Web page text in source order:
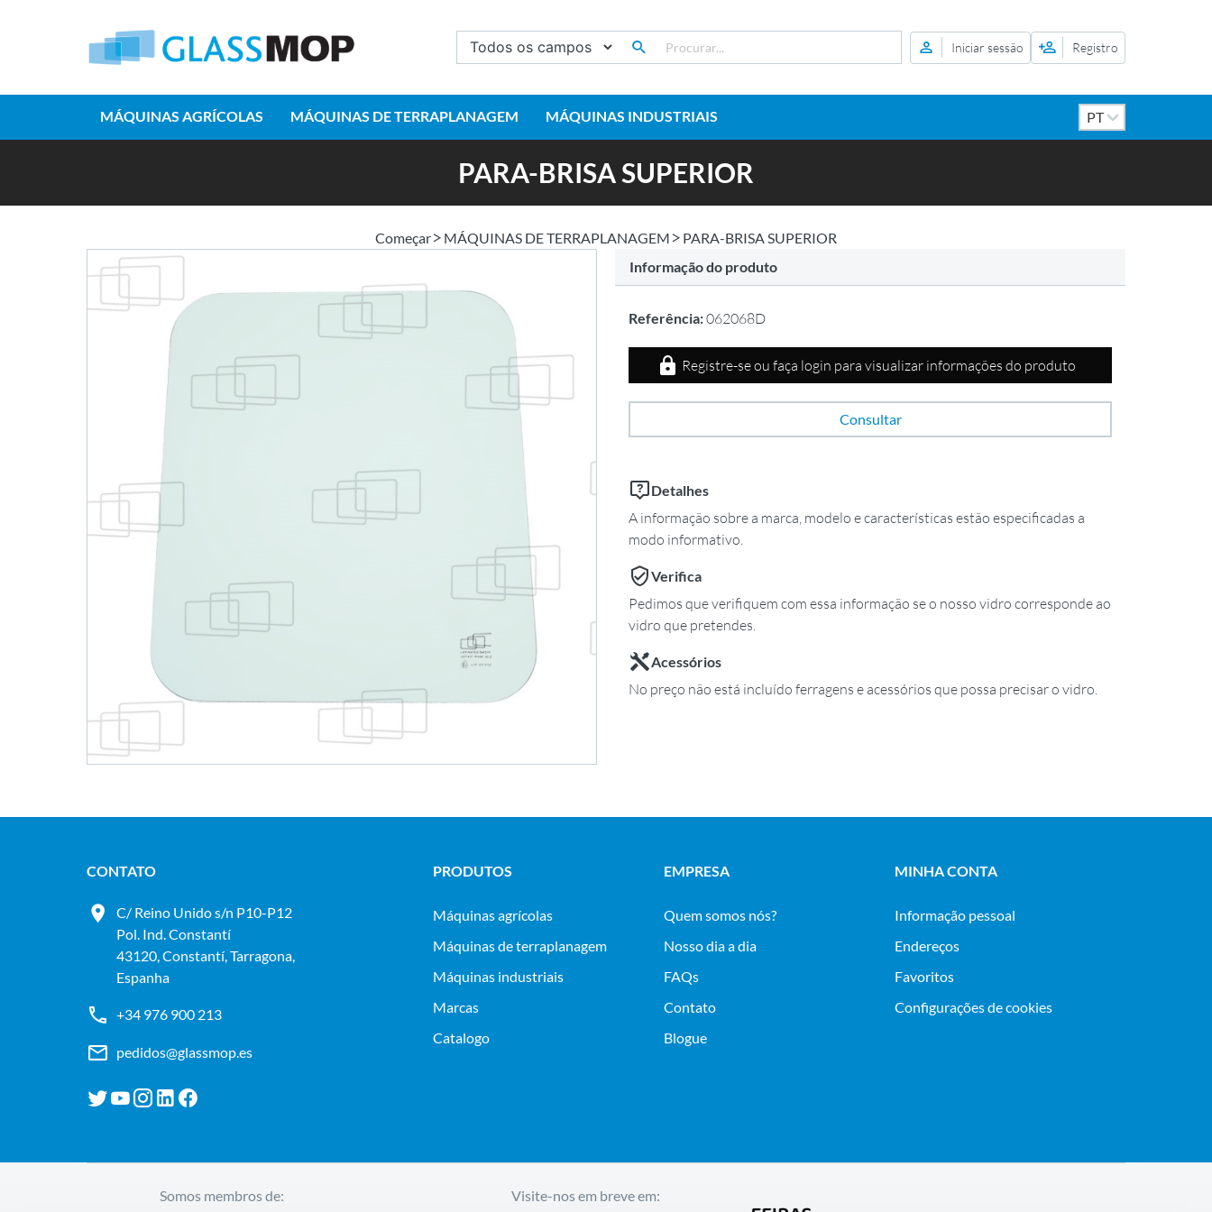
Iniciar sessão Registro
MÁQUINAS AGRÍCOLAS MÁQUINAS DE TERRAPLANAGEM MÁQUINAS INDUSTRIAIS
PARA-BRISA SUPERIOR
Começar MÁQUINAS DE TERRAPLANAGEM
PARA-BRISA SUPERIOR
Informação do produto
Referência:062068D
Registre-se ou faça login para visualizar informações do produto
Consultar
Detalhes
A informação sobre a marca, modelo e características estão especificadas a
modo informativo.
Verifica
Pedimos que verifiquem com essa informação se o nosso vidro corresponde ao
vidro que pretendes.
Acessórios
No preço não está incluído ferragens e acessórios que possa precisar o vidro.
CONTATO
C/ Reino Unido s/n P10-P12
Pol. Ind. Constantí
43120, Constantí, Tarragona,
Espanha
+34 976 900 213
pedidos@glassmop.es
PRODUTOS
máquinas agrícolas
máquinas de terraplanagem
máquinas industriais
Marcas
Catalogo
EMPRESA
Quem somos nós?
Nosso dia a dia
FAQs
Contato
Blogue
MINHA CONTA
Informação pessoal
Endereços
Favoritos
Configurações de cookies
Somos membros de: Visite-nos em breve em: